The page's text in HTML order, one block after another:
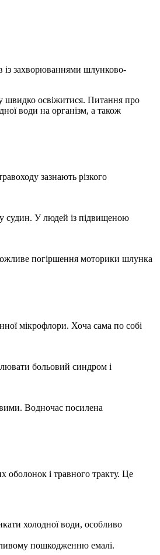
із захворюваннями шлунково-
швидко освіжитися. Питання про
води на організм, а також
зазнають різкого
судин. У людей із підвищеною
погіршення моторики шлунка
мікрофлори. Хоча сама по собі
больовий синдром і
Водночас посилена
оболонок і травного тракту. Це
холодної води, особливо
пошкодженню емалі.